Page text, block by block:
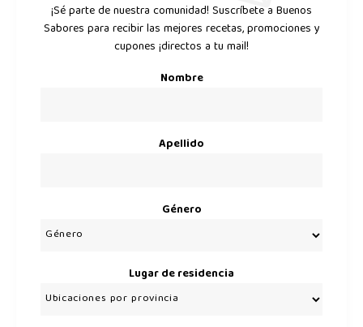
¡Sé parte de nuestra comunidad! Suscríbete a Buenos
Sabores para recibir las mejores recetas, promociones y
cupones ¡directos a tu mail!
Nombre
Apellido
Género
Lugar de residencia